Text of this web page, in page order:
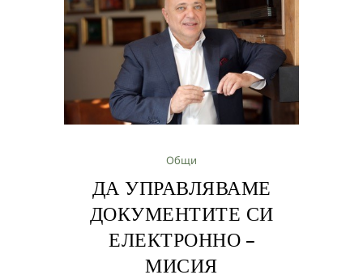
Общи
ДА УПРАВЛЯВАМЕ
ДОКУМЕНТИТЕ СИ
ЕЛЕКТРОННО –
МИСИЯ